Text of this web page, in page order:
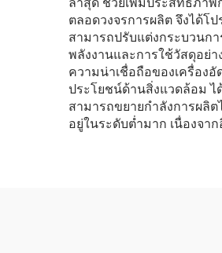
ตลอดวงจรการผลิต จึงได้
สามารถปรับแต่งกระบวนก
พลังงานและการใช้วัสดุอย่
ความน่าเชื่อถือของเครื่อง
ประโยชน์ด้านสิ่งแวดล้อม ไ
สามารถขยายกำลังการผลิ
อยู่ในระดับต่ำมาก เนื่องจ